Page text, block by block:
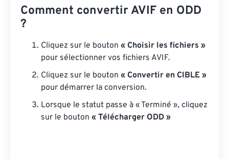
Comment convertir AVIF en ODD
?
Cliquez sur le bouton « Choisir les fichiers »
pour sélectionner vos fichiers AVIF.
Cliquez sur le bouton « Convertir en CIBLE »
pour démarrer la conversion.
Lorsque le statut passe à « Terminé », cliquez
sur le bouton « Télécharger ODD »